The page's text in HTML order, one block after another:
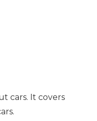
cars. It covers